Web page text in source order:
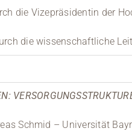
die Vizepräsidentin der
die wissenschaftliche
Schmid – Universität